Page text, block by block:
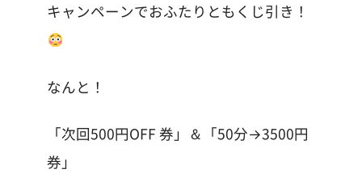
キャンペーンでおふたりともくじ引き！
なんと！
「次回500円OFF 券」＆「50分→3500円
券」